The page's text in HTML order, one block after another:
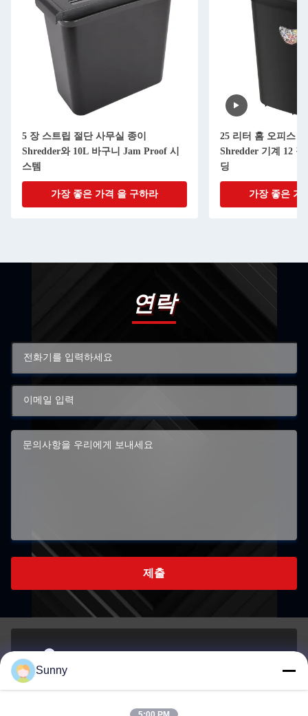
5 장 스트립 절단 사무실 종이
Shredder와 10L 바구니 Jam Proof 시
스템
가장 좋은 가격 을 구하라
25 리터 홈 오피스
Shredder 기계 12
딩
가장 좋은 가
연락
제출
주소
Sunny